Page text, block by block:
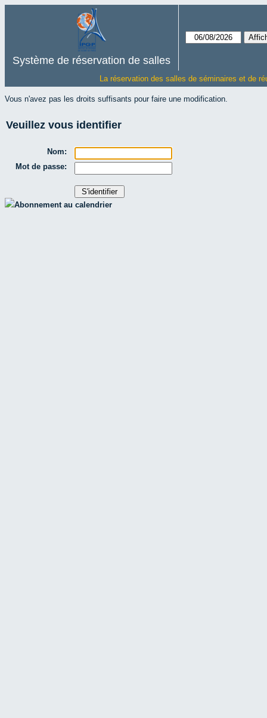
Système de réservation de salles
La réservation des salles de séminaires et de
Vous n'avez pas les droits suffisants pour faire une modification.
Veuillez vous identifier
Nom:
Mot de passe:
Abonnement au calendrier